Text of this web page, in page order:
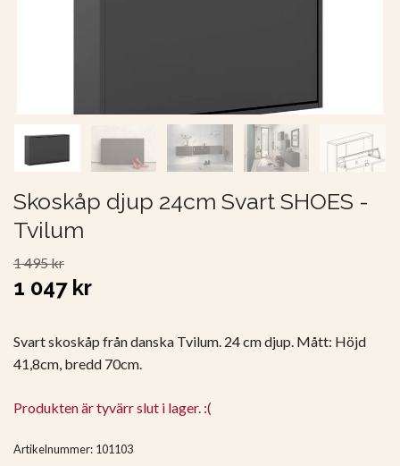
Skoskåp djup 24cm Svart SHOES -
Tvilum
1 495 kr
1 047 kr
Svart skoskåp från danska Tvilum. 24 cm djup. Mått: Höjd
41,8cm, bredd 70cm.
Produkten är tyvärr slut i lager. :(
Artikelnummer: 101103